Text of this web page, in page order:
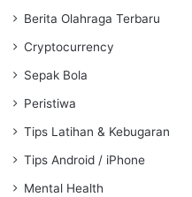
Berita Olahraga Terbaru
Cryptocurrency
Sepak Bola
Peristiwa
Tips Latihan & Kebugaran
Tips Android / iPhone
Mental Health